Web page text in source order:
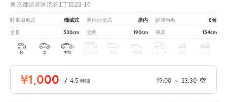
東京都渋谷区渋谷1丁目23-16
駐車場形式 機械式 屋内外形式 屋内 駐車台数 8台
全長 530cm 全幅 190cm 車高 154cm
軽 コ 中型 ボックス SUV 大型車 トラック 原付 バイク
¥1,000 / 4.5 時間 19:00 ～ 23:30 空